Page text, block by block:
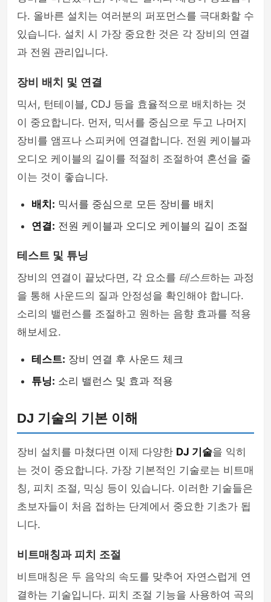
다. 올바른 설치는 여러분의 퍼포먼스를 극대화할 수
있습니다. 설치 시 가장 중요한 것은 각 장비의 연결
과 전원 관리입니다.
장비 배치 및 연결
믹서, 턴테이블, CDJ 등을 효율적으로 배치하는 것
이 중요합니다. 먼저, 믹서를 중심으로 두고 나머지
장비를 앰프나 스피커에 연결합니다. 전원 케이블과
오디오 케이블의 길이를 적절히 조절하여 혼선을 줄
이는 것이 좋습니다.
배치: 믹서를 중심으로 모든 장비를 배치
연결: 전원 케이블과 오디오 케이블의 길이 조절
테스트 및 튜닝
장비의 연결이 끝났다면, 각 요소를 테스트하는 과정
을 통해 사운드의 질과 안정성을 확인해야 합니다.
소리의 밸런스를 조절하고 원하는 음향 효과를 적용
해보세요.
테스트: 장비 연결 후 사운드 체크
튜닝: 소리 밸런스 및 효과 적용
DJ 기술의 기본 이해
장비 설치를 마쳤다면 이제 다양한 DJ 기술을 익히
는 것이 중요합니다. 가장 기본적인 기술로는 비트매
칭, 피치 조절, 믹싱 등이 있습니다. 이러한 기술들은
초보자들이 처음 접하는 단계에서 중요한 기초가 됩
니다.
비트매칭과 피치 조절
비트매칭은 두 음악의 속도를 맞추어 자연스럽게 연
결하는 기술입니다. 피치 조절 기능을 사용하여 곡의